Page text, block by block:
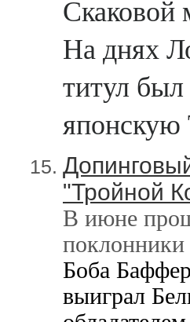
Скаковой
На днях
титул
"Тройной
В июне
Боба
выиграл